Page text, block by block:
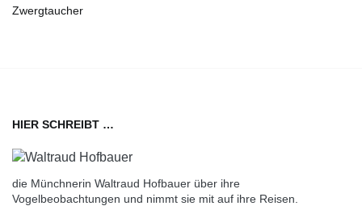
Zwergtaucher
HIER SCHREIBT …
die Münchnerin Waltraud Hofbauer über ihre
Vogelbeobachtungen und nimmt sie mit auf ihre Reisen.